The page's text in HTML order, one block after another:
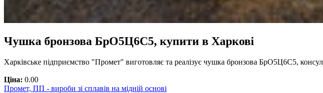
Чушка бронзова БрО5Ц6С5, купити в Харкові
Харківське підприємство "Промет" виготовляє та реалізує чушка бронзова БрО5Ц6С5,
Ціна: 0.00
Промет, ПП - вироби зі сплавів на мідній основі